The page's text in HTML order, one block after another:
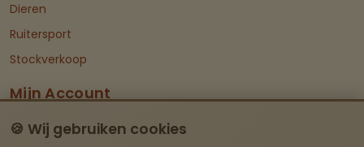
Dieren
Ruitersport
Stockverkoop
Mijn Account
Dashboard
🍪 Wij gebruiken cookies